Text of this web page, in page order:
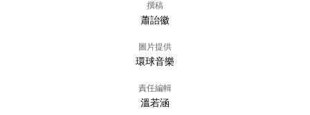
撰稿
蕭詒徽
圖片提供
環球音樂
責任編輯
溫若涵